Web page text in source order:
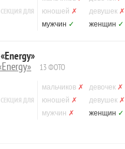
СЕКЦИЯ ДЛЯ
юношей ✗ девушек ✗
мужчин ✓ женщин ✓
13 ФОТО
СЕКЦИЯ ДЛЯ
мальчиков ✗ девочек ✗
юношей ✗ девушек ✗
мужчин ✗ женщин ✓